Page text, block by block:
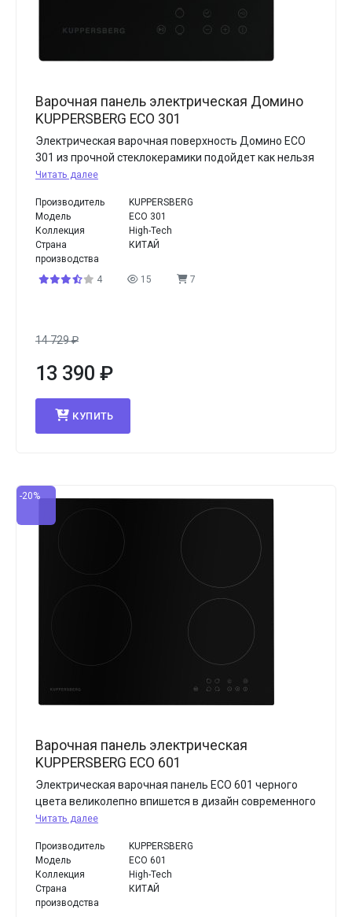
Варочная панель электрическая Домино
KUPPERSBERG ECO 301
Электрическая варочная поверхность Домино ECO
301 из прочной стеклокерамики подойдет как нельзя
Читать далее
Производитель
KUPPERSBERG
Модель
ECO 301
Коллекция
High-Tech
Страна
производства
КИТАЙ
4 15 7
14 729₽
13 390 ₽
КУПИТЬ
-20%
Варочная панель электрическая
KUPPERSBERG ECO 601
Электрическая варочная панель ECO 601 черного
цвета великолепно впишется в дизайн современного
Читать далее
Производитель
KUPPERSBERG
Модель
ECO 601
Коллекция
High-Tech
Страна
производства
КИТАЙ